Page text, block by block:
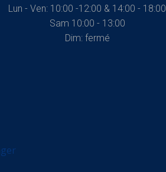
Lun - Ven: 10:00 -12:00 & 14:00 - 18:00
Sam 10:00 - 13:00
Dim: fermé